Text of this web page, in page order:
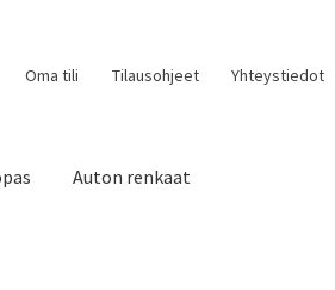
Oma tili Tilausohjeet Yhteystiedot
Auton renkaat